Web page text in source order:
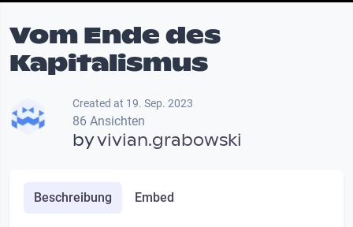
Vom Ende des
Kapitalismus
Created at 19. Sep. 2023
86 Ansichten
byvivian.grabowski
Beschreibung Embed